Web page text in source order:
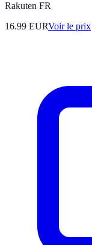
Rakuten FR
16.99 EURVoir le prix